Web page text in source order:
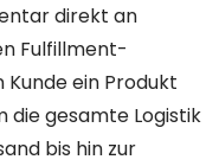
direkt an
Fulfillment-
ein Produkt
die gesamte Logistik
bis hin zur